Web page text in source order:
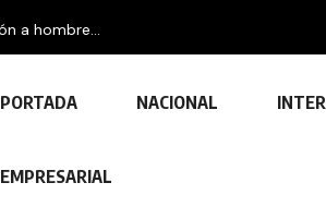
a hombre...
PORTADA NACIONAL
EMPRESARIAL